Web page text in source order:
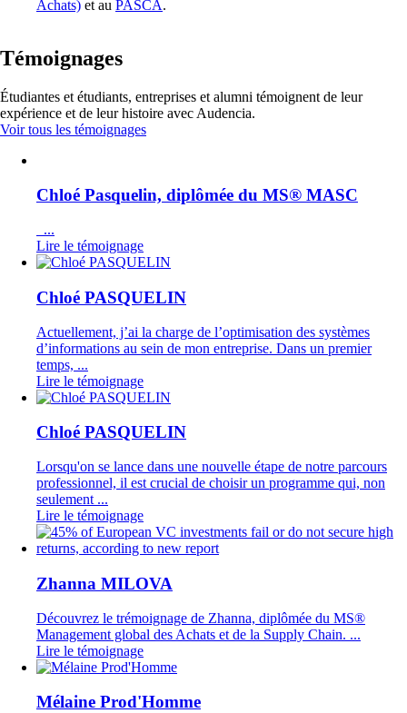
Achats) et au PASCA.
Témoignages
Étudiantes et étudiants, entreprises et alumni témoignent de leur
expérience et de leur histoire avec Audencia.
Voir tous les témoignages
Chloé Pasquelin, diplômée du MS® MASC
...
Lire le témoignage
Chloé PASQUELIN
Actuellement, j’ai la charge de l’optimisation des systèmes
d’informations au sein de mon entreprise. Dans un premier
temps, ...
Lire le témoignage
Chloé PASQUELIN
Lorsqu'on se lance dans une nouvelle étape de notre parcours
professionnel, il est crucial de choisir un programme qui, non
seulement ...
Lire le témoignage
Zhanna MILOVA
Découvrez le trémoignage de Zhanna, diplômée du MS®
Management global des Achats et de la Supply Chain. ...
Lire le témoignage
Mélaine Prod'Homme